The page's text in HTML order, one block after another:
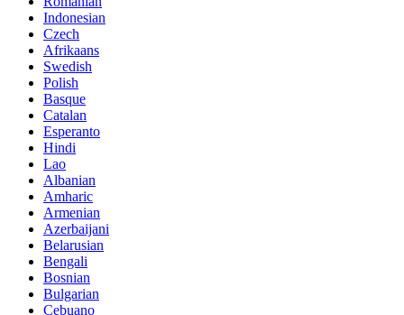
Indonesian
Czech
Afrikaans
Swedish
Polish
Basque
Catalan
Esperanto
Hindi
Lao
Albanian
Amharic
Armenian
Azerbaijani
Belarusian
Bengali
Bosnian
Bulgarian
Cebuano